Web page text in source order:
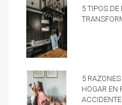
5 tipos
5
hogar en